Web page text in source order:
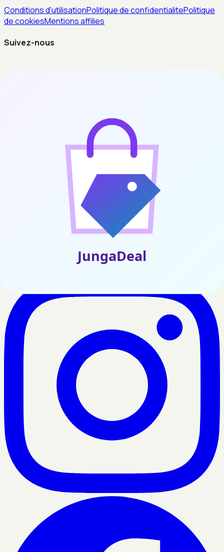
Conditions d'utilisationPolitique de confidentialitePolitique
de cookiesMentions affilies
Suivez-nous